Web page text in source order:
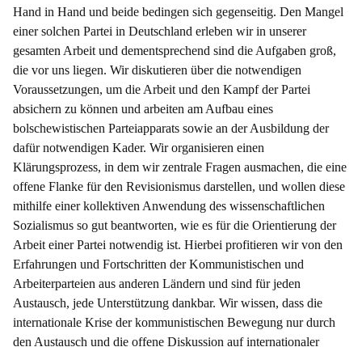
Hand in Hand und beide bedingen sich gegenseitig. Den Mangel
einer solchen Partei in Deutschland erleben wir in unserer
gesamten Arbeit und dementsprechend sind die Aufgaben groß,
die vor uns liegen. Wir diskutieren über die notwendigen
Voraussetzungen, um die Arbeit und den Kampf der Partei
absichern zu können und arbeiten am Aufbau eines
bolschewistischen Parteiapparats sowie an der Ausbildung der
dafür notwendigen Kader. Wir organisieren einen
Klärungsprozess, in dem wir zentrale Fragen ausmachen, die eine
offene Flanke für den Revisionismus darstellen, und wollen diese
mithilfe einer kollektiven Anwendung des wissenschaftlichen
Sozialismus so gut beantworten, wie es für die Orientierung der
Arbeit einer Partei notwendig ist. Hierbei profitieren wir von den
Erfahrungen und Fortschritten der Kommunistischen und
Arbeiterparteien aus anderen Ländern und sind für jeden
Austausch, jede Unterstützung dankbar. Wir wissen, dass die
internationale Krise der kommunistischen Bewegung nur durch
den Austausch und die offene Diskussion auf internationaler